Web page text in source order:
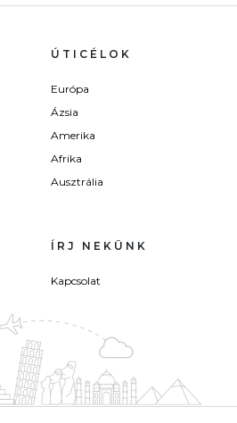
ÚTICÉLOK
Európa
Ázsia
Amerika
Afrika
Ausztrália
ÍRJ NEKÜNK
Kapcsolat